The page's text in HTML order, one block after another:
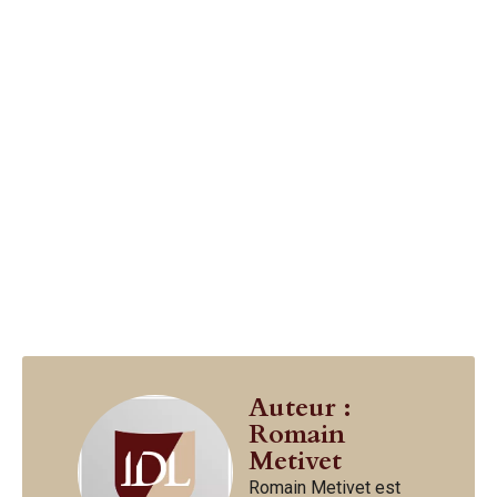
Auteur :
Romain
Metivet
Romain Metivet est